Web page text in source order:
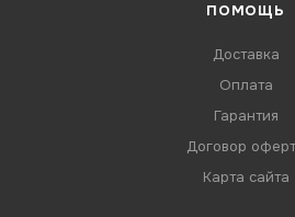
ПОМОЩЬ
Доставка
Оплата
Гарантия
Договор
Карта сайта